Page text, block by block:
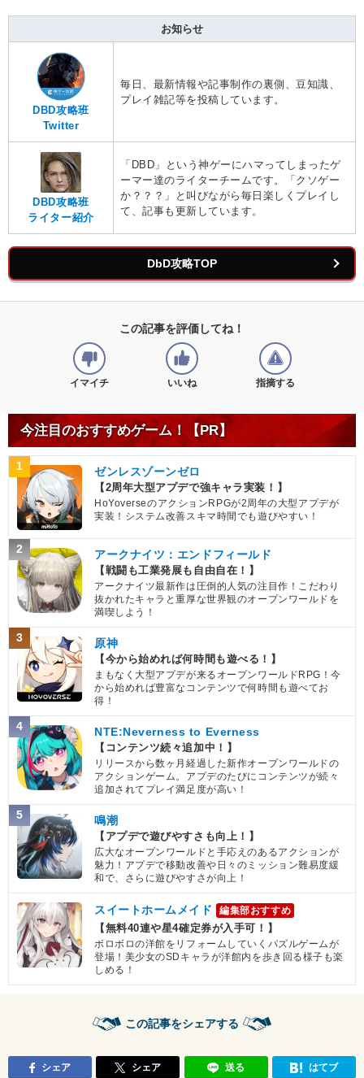
お知らせ
DBD攻略班
Twitter
毎日、最新情報や記事制作の裏側、豆知識、
プレイ雑記等を投稿しています。
DBD攻略班
ライター紹介
「DBD」という神ゲーにハマってしまったゲ
ーマー達のライターチームです。「クソゲー
か？？？」と叫びながら毎日楽しくプレイし
て、記事も更新しています。
DbD攻略TOP
この記事を評価してね！
イマイチ いいね 指摘する
今注目のおすすめゲーム！【PR】
1 ゼンレスゾーンゼロ
【2周年大型アプデで強キャラ実装！】
HoYoverseのアクションRPGが2周年の大型アプデが
実装！システム改善スキマ時間でも遊びやすい！
2 アークナイツ：エンドフィールド
【戦闘も工業発展も自由自在！】
アークナイツ最新作は圧倒的人気の注目作！こだわり
抜かれたキャラと重厚な世界観のオープンワールドを
満喫しよう！
3 原神
【今から始めれば何時間も遊べる！】
まもなく大型アプデが来るオープンワールドRPG！今
から始めれば豊富なコンテンツで何時間も遊べてお
得！
4 NTE:Neverness to Everness
【コンテンツ続々追加中！】
リリースから数ヶ月経過した新作オープンワールドの
アクションゲーム。アプデのたびにコンテンツが続々
追加されてプレイ満足度が高い！
5 鳴潮
【アプデで遊びやすさも向上！】
広大なオープンワールドと手応えのあるアクションが
魅力！アプデで移動改善や日々のミッション難易度緩
和で、さらに遊びやすさが向上！
スイートホームメイド 編集部おすすめ
【無料40連や星4確定券が入手可！】
ボロボロの洋館をリフォームしていくパズルゲームが
登場！美少女のSDキャラが洋館内を歩き回る様子も楽
しめる！
この記事をシェアする
シェア シェア 送る はてブ